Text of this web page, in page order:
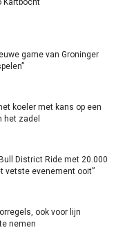
game van Groninger
koeler met kans op een
het zadel
District Ride met 20.000
vetste evenement ooit”
ook voor lijn
nemen